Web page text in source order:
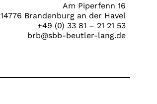
Am Piperfenn 16
14776 Brandenburg an der Havel
+49 (0) 33 81 – 21 21 53
brb@sbb-beutler-lang.de